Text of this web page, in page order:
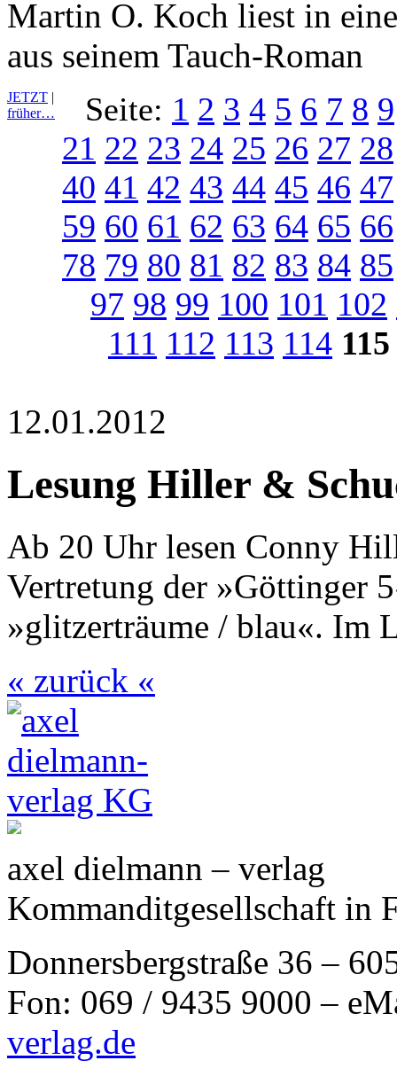
Martin O. Koch liest in
aus seinem Tauch-Roman
JETZT |
früher…
Seite: 1 2 3 4 5 6 7 8 9
21 22 23 24 25 26 27 28
40 41 42 43 44 45 46 47
59 60 61 62 63 64 65 66
78 79 80 81 82 83 84 85
97 98 99 100 101 102
111 112 113 114 115
12.01.2012
Lesung Hiller &
Ab 20 Uhr lesen Conny
Vertretung der »Göttinger
»glitzerträume / blau«. Im
« zurück «
axel dielmann – verlag
Kommanditgesellschaft in
Donnersbergstraße 36 –
Fon: 069 / 9435 9000 –
verlag.de